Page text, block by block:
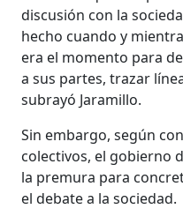
discusión con la
hecho cuando y
era el momento para
a sus partes, trazar
subrayó Jaramillo.
Sin embargo, según
colectivos, el gobierno
la premura para
el debate a la sociedad.